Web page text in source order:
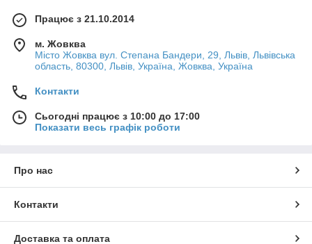
Працює з 21.10.2014
м. Жовква
Місто Жовква вул. Степана Бандери, 29, Львів, Львівська
область, 80300, Львів, Україна, Жовква, Україна
Контакти
Сьогодні працює з 10:00 до 17:00
Показати весь графік роботи
Про нас
Контакти
Доставка та оплата